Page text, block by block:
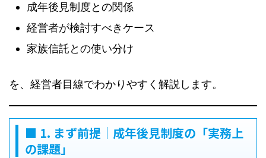
成年後見制度との関係
経営者が検討すべきケース
家族信託との使い分け
を、経営者目線でわかりやすく解説します。
■ 1. まず前提｜成年後見制度の「実務上
の課題」